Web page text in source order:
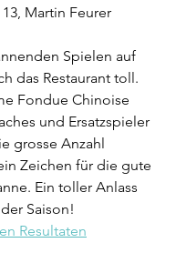
Martin Feurer
Spielen auf
das Restaurant toll.
Fondue Chinoise
und Ersatzspieler
grosse Anzahl
Zeichen für die gute
Ein toller Anlass
Saison!
Resultaten